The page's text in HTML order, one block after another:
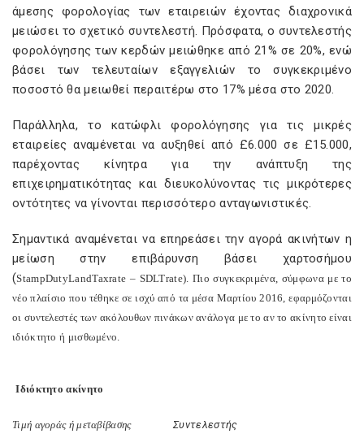
άμεσης φορολογίας των εταιρειών έχοντας διαχρονικά
μειώσει το σχετικό συντελεστή. Πρόσφατα, ο συντελεστής
φορολόγησης των κερδών μειώθηκε από 21% σε 20%, ενώ
βάσει των τελευταίων εξαγγελιών το συγκεκριμένο
ποσοστό θα μειωθεί περαιτέρω στο 17% μέσα στο 2020.
Παράλληλα, το κατώφλι φορολόγησης για τις μικρές
εταιρείες αναμένεται να αυξηθεί από £6.000 σε £15.000,
παρέχοντας κίνητρα για την ανάπτυξη της
επιχειρηματικότητας και διευκολύνοντας τις μικρότερες
οντότητες να γίνονται περισσότερο ανταγωνιστικές.
Σημαντικά αναμένεται να επηρεάσει την αγορά ακινήτων η
μείωση στην επιβάρυνση βάσει χαρτοσήμου
(StampDutyLandTaxrate – SDLTrate). Πιο συγκεκριμένα, σύμφωνα με το
νέο πλαίσιο που τέθηκε σε ισχύ από τα μέσα Μαρτίου 2016, εφαρμόζονται
οι συντελεστές των ακόλουθων πινάκων ανάλογα με το αν το ακίνητο είναι
ιδιόκτητο ή μισθωμένο.
Ιδιόκτητο ακίνητο
Τιμή αγοράς ή μεταβίβασης Συντελεστής